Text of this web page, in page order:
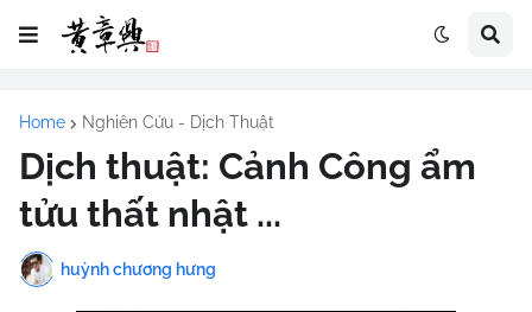
Home Nghiên Cứu - Dịch Thuật
Dịch thuật: Cảnh Công ẩm
tửu thất nhật ...
huỳnh chương hưng